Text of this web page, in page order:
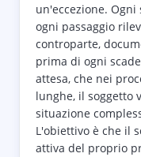
un'eccezione.
ogni passaggio
controparte,
prima di ogni
attesa, che nei
lunghe, il soggetto
situazione
L'obiettivo è che il
attiva del proprio